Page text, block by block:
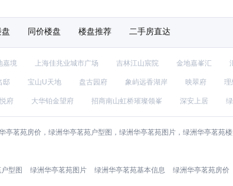
同价楼盘 楼盘推荐 二手房直达
嘉境 上海佳兆业城市广场 吉林江山宸院 金地嘉峯汇
邸 宝山U天地 盘古园府 象屿远香湖岸 映翠府 理
府 大华铂金望府 招商南山虹桥璀璨领峯 深安上居
亭茗苑房价，绿洲华亭茗苑户型图，绿洲华亭茗苑图片，绿洲华亭茗
型图 绿洲华亭茗苑图片 绿洲华亭茗苑基本信息 绿洲华亭茗苑房价